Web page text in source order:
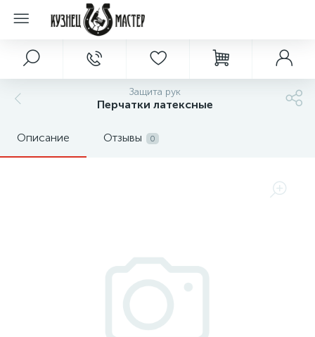
Защита рук
Перчатки латексные
Описание Отзывы 0